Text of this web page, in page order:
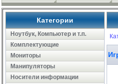
Категории
Ноутбук, Компьютер и т.п.
Комплектующие
Мониторы
Манипуляторы
Носители информации